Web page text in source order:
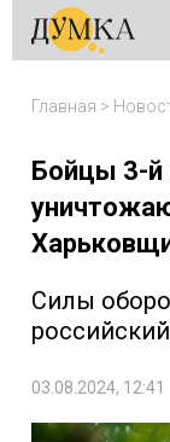
Главная >
Бойцы 3-й
Силы
03.08.2024, 12:41